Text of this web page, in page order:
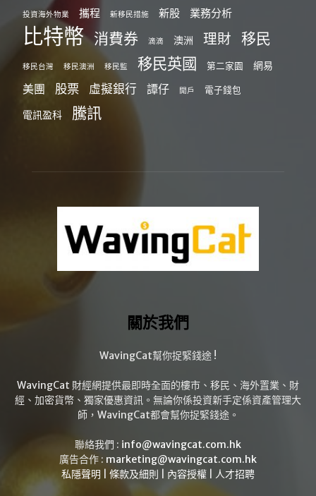
投資海外物業 攜程 新移民措施 新股 業務分析
比特幣 消費券 滴滴 澳洲 理財 移民
移民台灣 移民澳洲 移民監 移民英國 第二家園 網易
美團 股票 虛擬銀行 譚仔 開戶 電子錢包
電訊盈科 騰訊
關於我們
WavingCat幫你捉緊錢途 !
WavingCat 財經網提供最即時全面的樓市、移民、海外置業、財
經、加密貨幣、獨家優惠資訊。無論你係投資新手定係資產管理大
師，WavingCat都會幫你捉緊錢途。
聯絡我們 : info@wavingcat.com.hk
廣告合作 : marketing@wavingcat.com.hk
私隱聲明
條款及細則 內容授權 人才招聘